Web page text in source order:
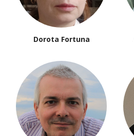
Dorota Fortuna